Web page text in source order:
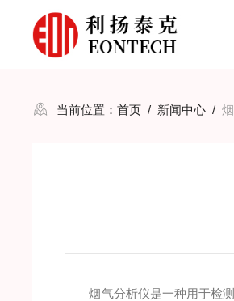
当前位置：首页 / 新闻中心 /
烟气分析仪是一种用于检测